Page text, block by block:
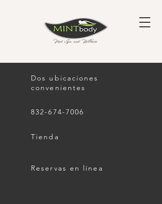
Dos ubicaciones
convenientes
832-674-7006
Tienda
Reservas en línea